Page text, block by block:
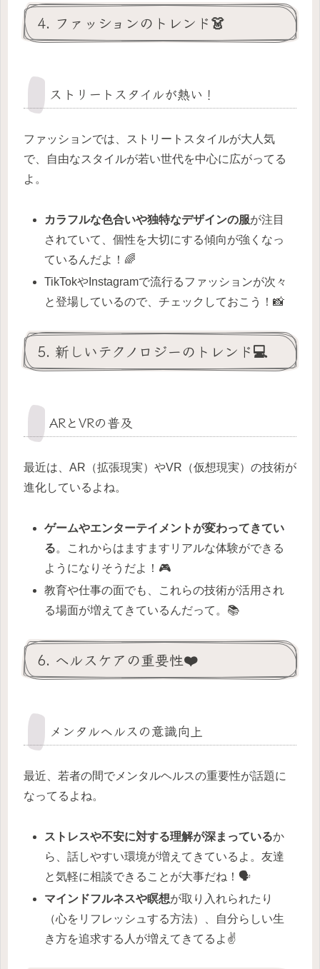
4. ファッションのトレンド👗
ストリートスタイルが熱い！
ファッションでは、ストリートスタイルが大人気
で、自由なスタイルが若い世代を中心に広がってる
よ。
カラフルな色合いや独特なデザインの服が注目
されていて、個性を大切にする傾向が強くなっ
ているんだよ！🌈
TikTokやInstagramで流行るファッションが次々
と登場しているので、チェックしておこう！📸
5. 新しいテクノロジーのトレンド💻
ARとVRの普及
最近は、AR（拡張現実）やVR（仮想現実）の技術が
進化しているよね。
ゲームやエンターテイメントが変わってきてい
る。これからはますますリアルな体験ができる
ようになりそうだよ！🎮
教育や仕事の面でも、これらの技術が活用され
る場面が増えてきているんだって。📚
6. ヘルスケアの重要性❤️
メンタルヘルスの意識向上
最近、若者の間でメンタルヘルスの重要性が話題に
なってるよね。
ストレスや不安に対する理解が深まっているか
ら、話しやすい環境が増えてきているよ。友達
と気軽に相談できることが大事だね！🗣️
マインドフルネスや瞑想が取り入れられたり
（心をリフレッシュする方法）、自分らしい生
き方を追求する人が増えてきてるよ✌️